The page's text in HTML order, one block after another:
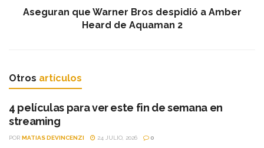
Aseguran que Warner Bros despidió a Amber
Heard de Aquaman 2
Otros artículos
4 películas para ver este fin de semana en
streaming
POR MATIAS DEVINCENZI 24 JULIO, 2026 0